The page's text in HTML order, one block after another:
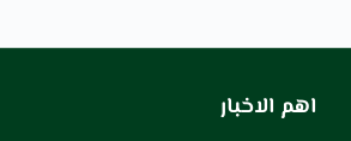
اهم الاخبار